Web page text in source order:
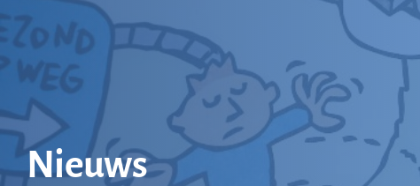
Ga
naar
inhoud
Nieuws